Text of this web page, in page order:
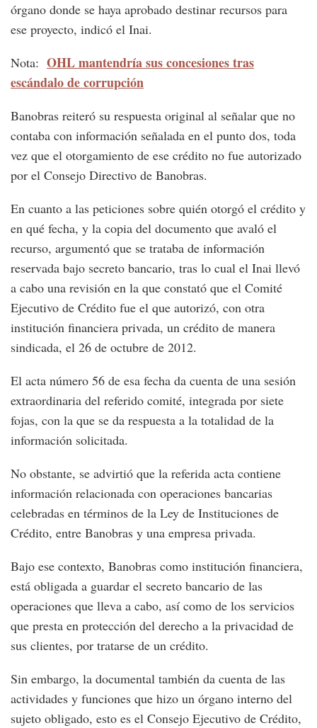
órgano donde se haya aprobado destinar recursos para
ese proyecto, indicó el Inai.
Nota: OHL mantendría sus concesiones tras
escándalo de corrupción
Banobras reiteró su respuesta original al señalar que no
contaba con información señalada en el punto dos, toda
vez que el otorgamiento de ese crédito no fue autorizado
por el Consejo Directivo de Banobras.
En cuanto a las peticiones sobre quién otorgó el crédito y
en qué fecha, y la copia del documento que avaló el
recurso, argumentó que se trataba de información
reservada bajo secreto bancario, tras lo cual el Inai llevó
a cabo una revisión en la que constató que el Comité
Ejecutivo de Crédito fue el que autorizó, con otra
institución financiera privada, un crédito de manera
sindicada, el 26 de octubre de 2012.
El acta número 56 de esa fecha da cuenta de una sesión
extraordinaria del referido comité, integrada por siete
fojas, con la que se da respuesta a la totalidad de la
información solicitada.
No obstante, se advirtió que la referida acta contiene
información relacionada con operaciones bancarias
celebradas en términos de la Ley de Instituciones de
Crédito, entre Banobras y una empresa privada.
Bajo ese contexto, Banobras como institución financiera,
está obligada a guardar el secreto bancario de las
operaciones que lleva a cabo, así como de los servicios
que presta en protección del derecho a la privacidad de
sus clientes, por tratarse de un crédito.
Sin embargo, la documental también da cuenta de las
actividades y funciones que hizo un órgano interno del
sujeto obligado, esto es el Consejo Ejecutivo de Crédito,